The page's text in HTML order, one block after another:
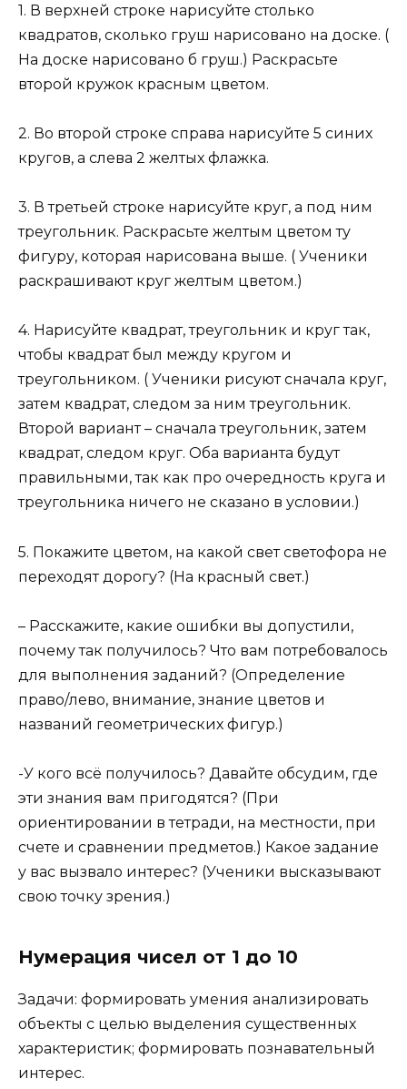
1. В верхней строке нарисуйте столько
квадратов, сколько груш нарисовано на доске. (
На доске нарисовано б груш.) Раскрасьте
второй кружок красным цветом.
2. Во второй строке справа нарисуйте 5 синих
кругов, а слева 2 желтых флажка.
3. В третьей строке нарисуйте круг, а под ним
треугольник. Раскрасьте желтым цветом ту
фигуру, которая нарисована выше. ( Ученики
раскрашивают круг желтым цветом.)
4. Нарисуйте квадрат, треугольник и круг так,
чтобы квадрат был между кругом и
треугольником. ( Ученики рисуют сначала круг,
затем квадрат, следом за ним треугольник.
Второй вариант – сначала треугольник, затем
квадрат, следом круг. Оба варианта будут
правильными, так как про очередность круга и
треугольника ничего не сказано в условии.)
5. Покажите цветом, на какой свет светофора не
переходят дорогу? (На красный свет.)
– Расскажите, какие ошибки вы допустили,
почему так получилось? Что вам потребовалось
для выполнения заданий? (Определение
право/лево, внимание, знание цветов и
названий геометрических фигур.)
-У кого всё получилось? Давайте обсудим, где
эти знания вам пригодятся? (При
ориентировании в тетради, на местности, при
счете и сравнении предметов.) Какое задание
у вас вызвало интерес? (Ученики высказывают
свою точку зрения.)
Нумерация чисел от 1 до 10
Задачи: формировать умения анализировать
объекты с целью выделения существенных
характеристик; формировать познавательный
интерес.